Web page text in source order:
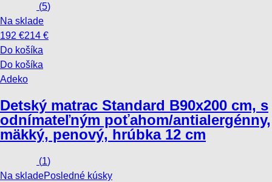
(5)
Na sklade
192 €214 €
Do košíka
Do košíka
Adeko
Detský matrac Standard B90x200 cm, s
odnímateľným poťahom/antialergénny,
mäkký, penový, hrúbka 12 cm
(1)
Na skladePosledné kúsky